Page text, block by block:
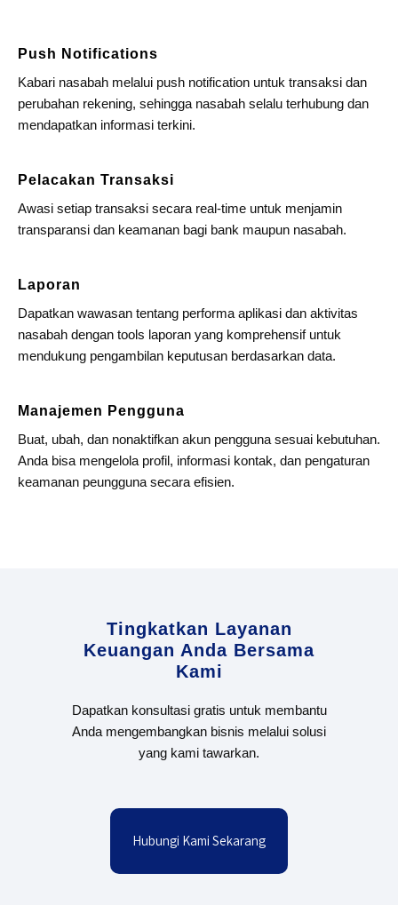
Push Notifications
Kabari nasabah melalui push notification untuk transaksi dan
perubahan rekening, sehingga nasabah selalu terhubung dan
mendapatkan informasi terkini.
Pelacakan Transaksi
Awasi setiap transaksi secara real-time untuk menjamin
transparansi dan keamanan bagi bank maupun nasabah.
Laporan
Dapatkan wawasan tentang performa aplikasi dan aktivitas
nasabah dengan tools laporan yang komprehensif untuk
mendukung pengambilan keputusan berdasarkan data.
Manajemen Pengguna
Buat, ubah, dan nonaktifkan akun pengguna sesuai kebutuhan.
Anda bisa mengelola profil, informasi kontak, dan pengaturan
keamanan peungguna secara efisien.
Tingkatkan Layanan
Keuangan Anda Bersama
Kami
Dapatkan konsultasi gratis untuk membantu
Anda mengembangkan bisnis melalui solusi
yang kami tawarkan.
Hubungi Kami Sekarang